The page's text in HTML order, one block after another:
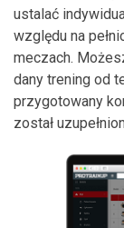
ustalać
względu na
meczach.
dany trening od
przygotowany
został